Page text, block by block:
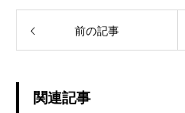
前の記事
関連記事